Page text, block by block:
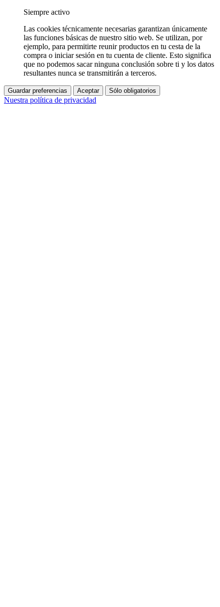
Siempre activo
Las cookies técnicamente necesarias garantizan únicamente
las funciones básicas de nuestro sitio web. Se utilizan, por
ejemplo, para permitirte reunir productos en tu cesta de la
compra o iniciar sesión en tu cuenta de cliente. Esto significa
que no podemos sacar ninguna conclusión sobre ti y los datos
resultantes nunca se transmitirán a terceros.
Guardar preferencias Aceptar Sólo obligatorios
Nuestra política de privacidad